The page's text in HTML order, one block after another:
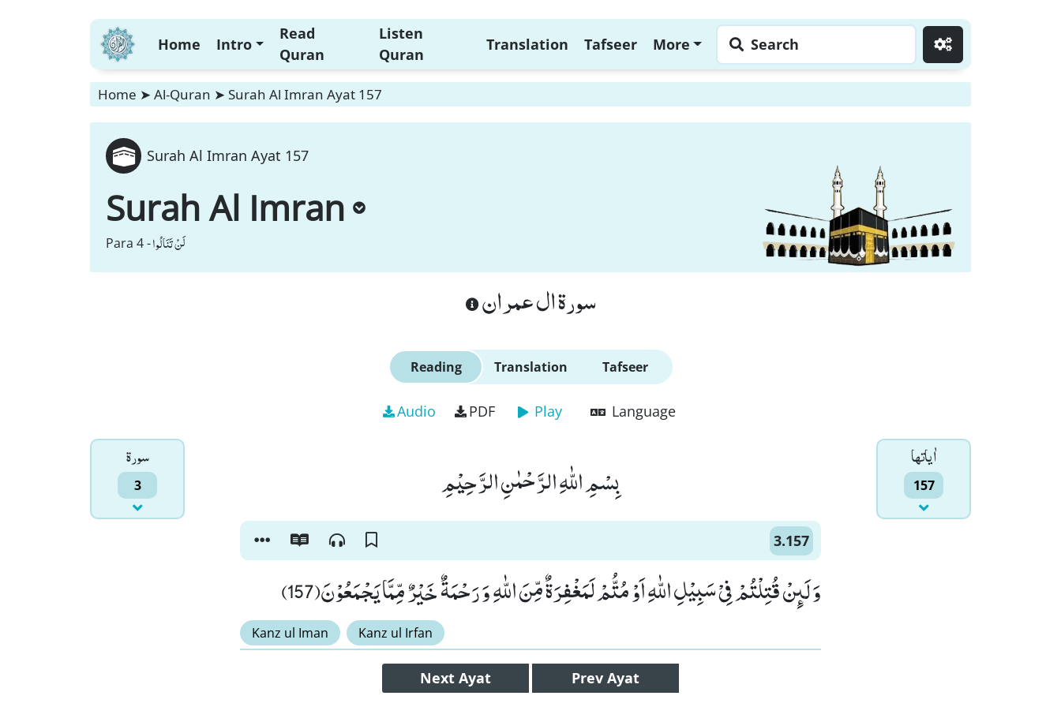
Home Intro
Read
Quran
Listen
Quran
Translation Tafseer More Search
Home ➤ Al-Quran ➤ Surah Al Imran Ayat 157
Surah Al Imran Ayat 157
Surah Al Imran
Para 4 -لَنْ تَنَالُوا
سورة ال عمران
Reading Translation Tafseer
Audio PDF Play Language
سورۃ
3
اٰياتها
157 بِسْمِ اللّٰهِ الرَّحْمٰنِ الرَّحِیْمِ
3.157
وَ لَىٕنْ قُتِلْتُمْ فِیْ سَبِیْلِ اللّٰهِ اَوْ مُتُّمْ لَمَغْفِرَةٌ مِّنَ اللّٰهِ وَ رَحْمَةٌ خَیْرٌ مِّمَّا یَجْمَعُوْنَ(157)
Kanz ul Iman Kanz ul Irfan
Next Ayat Prev Ayat